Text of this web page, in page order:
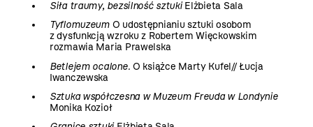
Siła traumy, bezsilność sztukiElżbieta Sala
TyflomuzeumO udostępnianiu sztuki osobom
z dysfunkcją wzroku z Robertem Więckowskim
rozmawia Maria Prawelska
Betlejem ocalone. O książce Marty Kufel// Łucja
Iwanczewska
Sztuka współczesna w Muzeum Freuda w Londynie
Monika Kozioł